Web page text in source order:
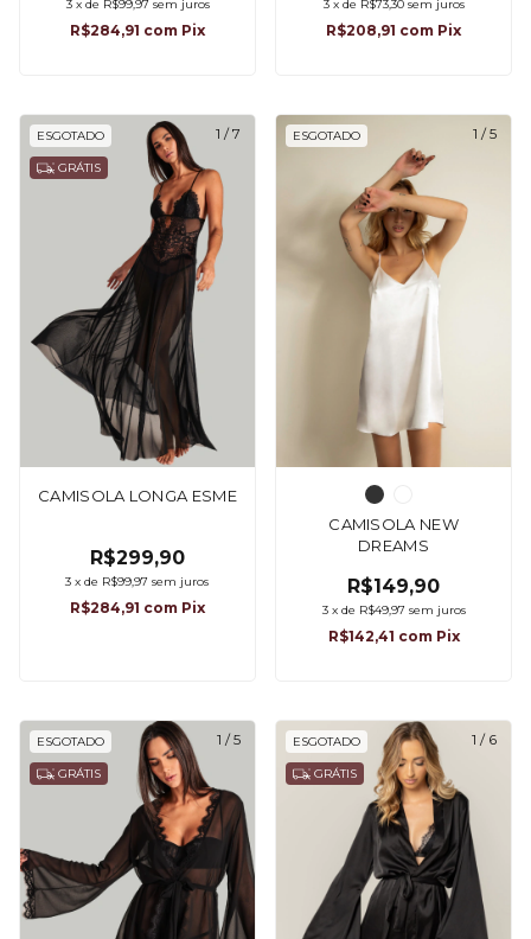
3 x de R$99,97 sem juros
R$284,91 com Pix
3 x de R$73,30 sem juros
R$208,91 com Pix
1 /7
ESGOTADO
GRÁTIS
CAMISOLA LONGA ESME
R$299,90
3 xde R$99,97 sem juros
R$284,91 com Pix
1 /5
ESGOTADO
CAMISOLA NEW
DREAMS
R$149,90
3 x de R$49,97 sem juros
R$142,41 com Pix
1 /5
ESGOTADO
GRÁTIS
1 / 6
ESGOTADO
GRÁTIS